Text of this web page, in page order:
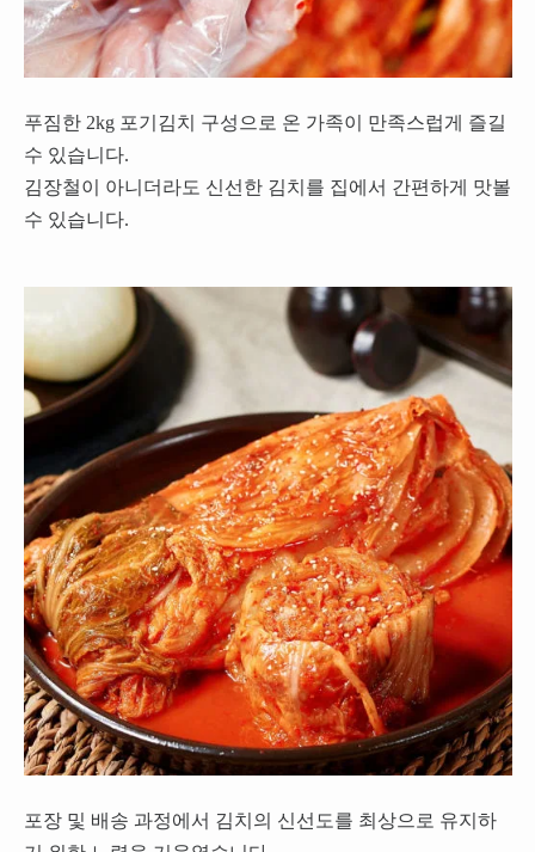
푸짐한 2kg 포기김치 구성으로 온 가족이 만족스럽게 즐길
수 있습니다.
김장철이 아니더라도 신선한 김치를 집에서 간편하게 맛볼
수 있습니다.
포장 및 배송 과정에서 김치의 신선도를 최상으로 유지하